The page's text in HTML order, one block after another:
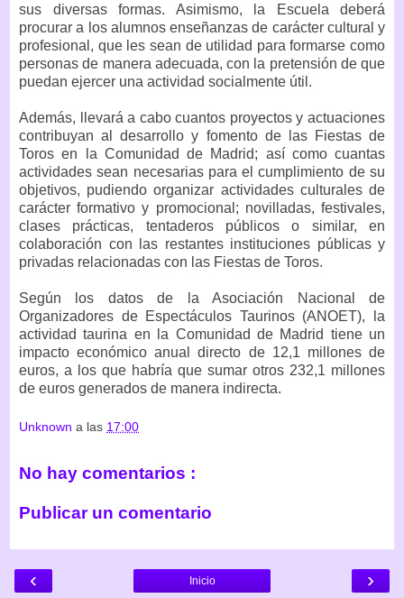
sus diversas formas. Asimismo, la Escuela deberá
procurar a los alumnos enseñanzas de carácter cultural y
profesional, que les sean de utilidad para formarse como
personas de manera adecuada, con la pretensión de que
puedan ejercer una actividad socialmente útil.
Además, llevará a cabo cuantos proyectos y actuaciones
contribuyan al desarrollo y fomento de las Fiestas de
Toros en la Comunidad de Madrid; así como cuantas
actividades sean necesarias para el cumplimiento de su
objetivos, pudiendo organizar actividades culturales de
carácter formativo y promocional; novilladas, festivales,
clases prácticas, tentaderos públicos o similar, en
colaboración con las restantes instituciones públicas y
privadas relacionadas con las Fiestas de Toros.
Según los datos de la Asociación Nacional de
Organizadores de Espectáculos Taurinos (ANOET), la
actividad taurina en la Comunidad de Madrid tiene un
impacto económico anual directo de 12,1 millones de
euros, a los que habría que sumar otros 232,1 millones
de euros generados de manera indirecta.
Unknown a las 17:00
No hay comentarios :
Publicar un comentario
‹ ›
Inicio